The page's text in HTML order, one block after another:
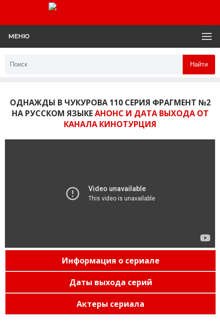
МЕНЮ
Найти
ОДНАЖДЫ В ЧУКУРОВА 110 СЕРИЯ ФРАГМЕНТ №2
НА РУССКОМ ЯЗЫКЕАНОНС И ДАТА ВЫХОДА ОТ
КАНАЛА КИНОТУРЦИЯ
Информация о сериале
Даты выхода серий
Актеры сериала